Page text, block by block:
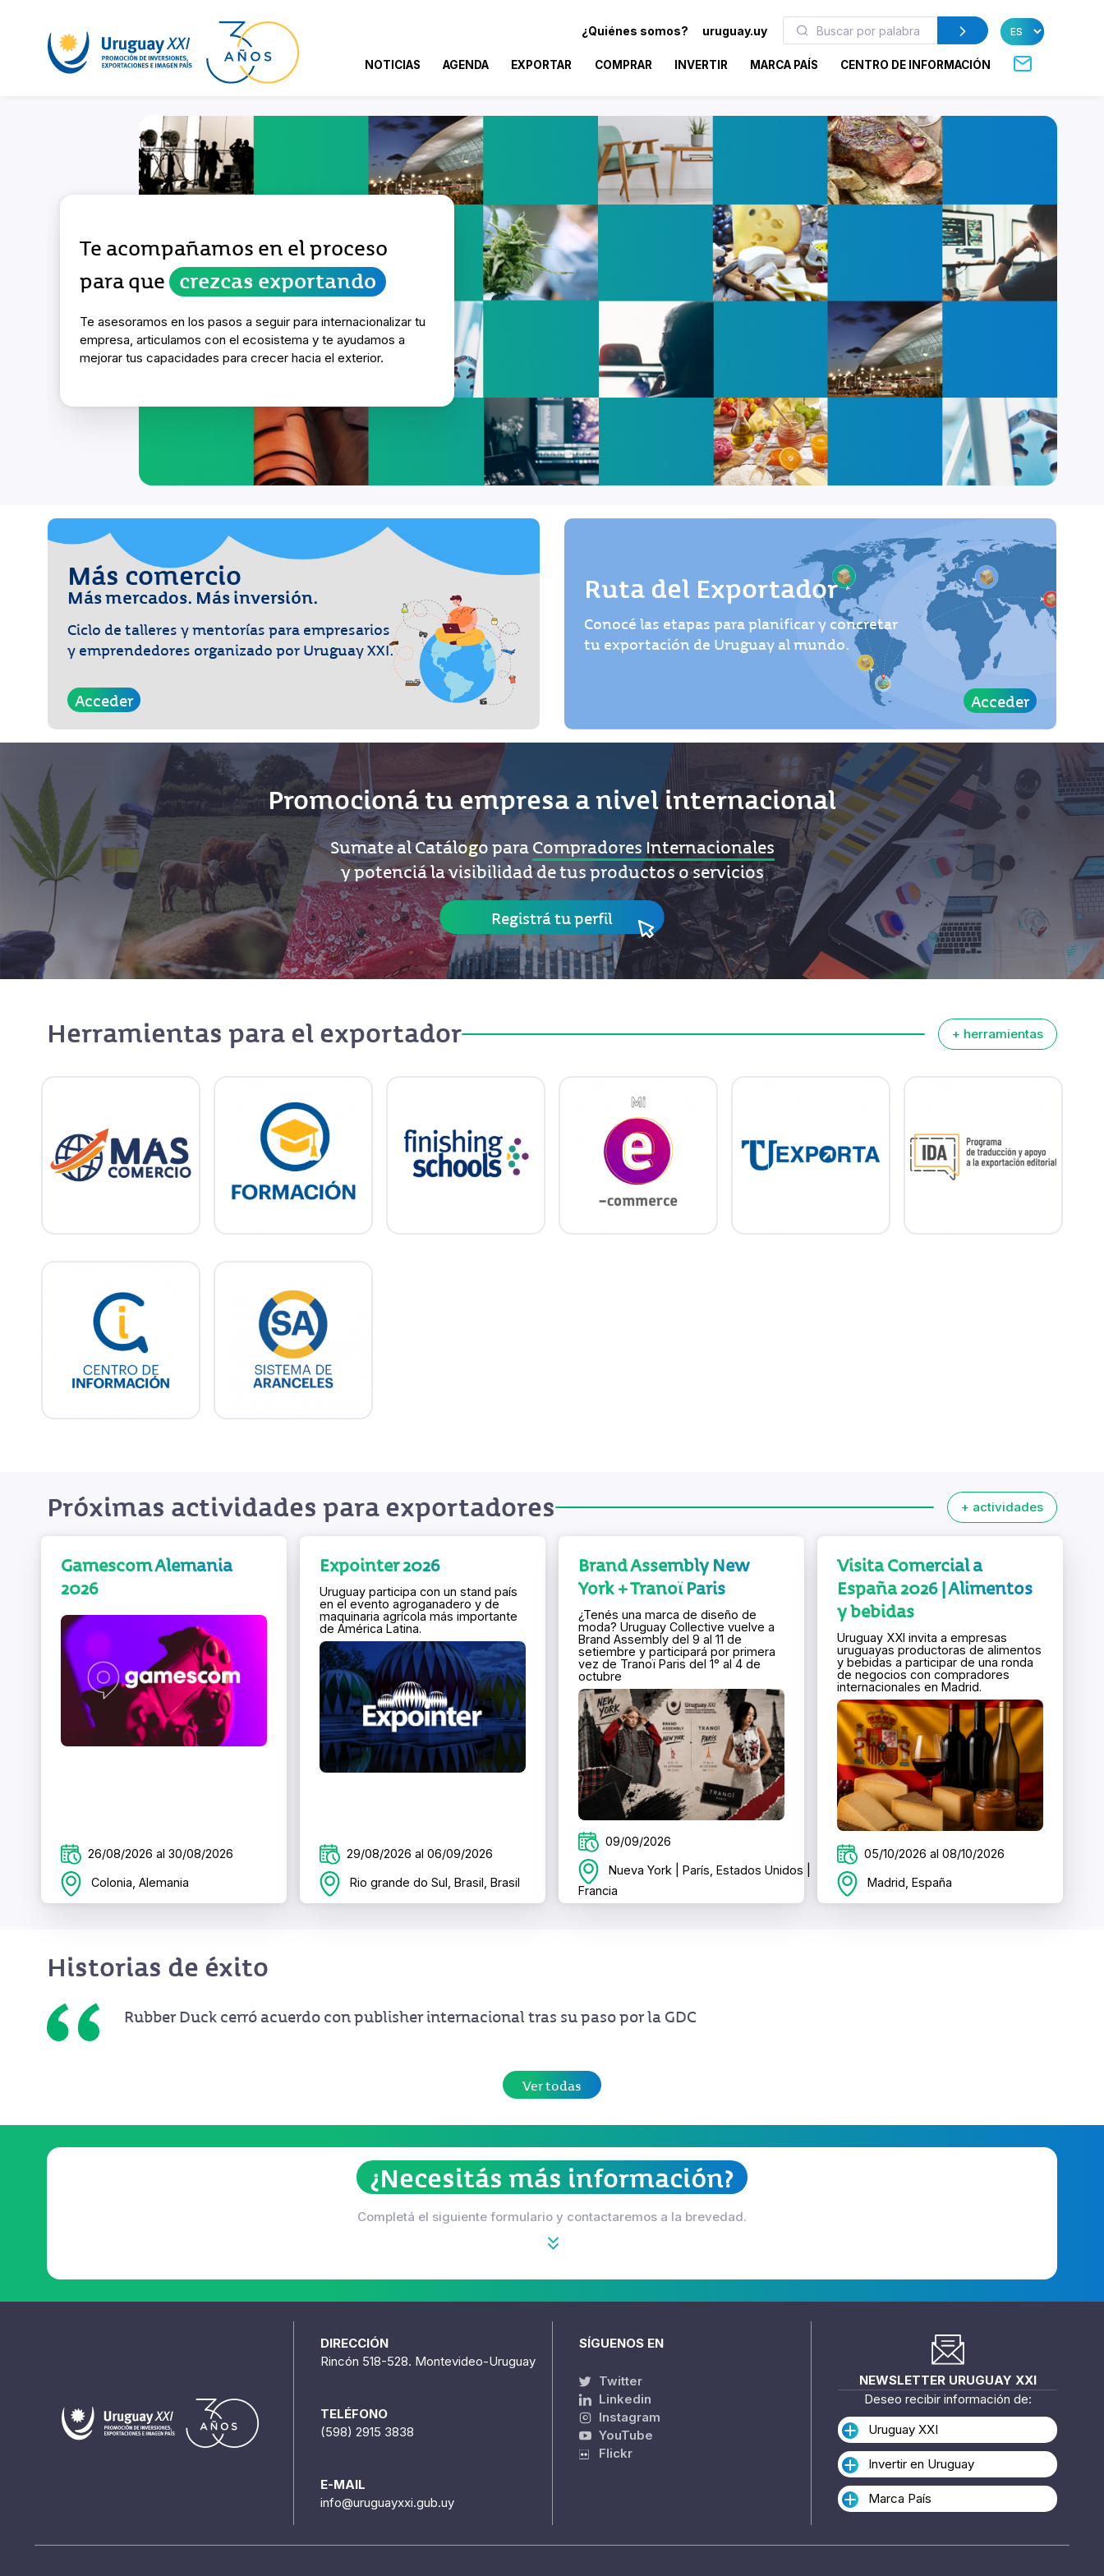
¿Quiénes somos? uruguay.uy
NOTICIAS AGENDA EXPORTAR COMPRAR INVERTIR MARCA PAÍS CENTRO DE INFORMACIÓN
Te acompañamos en el proceso
para que
crezcas exportando
Te asesoramos en los pasos a seguir para internacionalizar tu
empresa, articulamos con el ecosistema y te ayudamos a
mejorar tus capacidades para crecer hacia el exterior.
Más comercio
Más mercados. Más inversión.
Ciclo de talleres y mentorías para empresarios
y emprendedores organizado por Uruguay XXI.
Acceder
Ruta del Exportador
Conocé las etapas para planificar y concretar
tu exportación de Uruguay al mundo.
Acceder
Promocioná tu empresa a nivel internacional
Sumate al Catálogo paraCompradores Internacionales
y potenciá la visibilidad de tus productos o servicios
Registrá tu perfil
Herramientas para el exportador + herramientas
emprendedores y
empresas uruguayas de
bienes y servicios puedan
crecer a nuevos
Accedé a los videos de
nuestras instancias de
formación para
exportadores.
acceder a apoyos de
hasta un 70% de los
costos de capacitación de
Creá tu web con carrito
de compras a través de
esta capacitación.
exportación para Micro y
Pequeñas Empresas.
Programa de traducción y
apoyo a la exportación
editorial.
Acceda a los principales
documentos, herramientas
e informes estadísticos.
Plataforma que permite
obtener datos de
aranceles intra y extra
zona y devoluciones de
tributos desglosado por
NCM.
Próximas actividades para exportadores + actividades
Gamescom Alemania
2026
26/08/2026 al 30/08/2026
Colonia, Alemania
Expointer 2026
Uruguay participa con un stand país
en el evento agroganadero y de
maquinaria agrícola más importante
de América Latina.
29/08/2026 al 06/09/2026
Rio grande do Sul, Brasil, Brasil
Brand Assembly New
York + Tranoï Paris
¿Tenés una marca de diseño de
moda? Uruguay Collective vuelve a
Brand Assembly del 9 al 11 de
setiembre y participará por primera
vez de Tranoï Paris del 1° al 4 de
octubre
09/09/2026
Nueva York | París, Estados Unidos |
Francia
Visita Comercial a
España 2026 | Alimentos
y bebidas
Uruguay XXI invita a empresas
uruguayas productoras de alimentos
y bebidas a participar de una ronda
de negocios con compradores
internacionales en Madrid.
05/10/2026 al 08/10/2026
Madrid, España
Historias de éxito
Rubber Duck cerró acuerdo con publisher internacional tras su paso por la GDC
Ver todas
¿Necesitás más información?
Completá el siguiente formulario y contactaremos a la brevedad.
DIRECCIÓN
Rincón 518-528. Montevideo-Uruguay
TELÉFONO
(598) 2915 3838
E-MAIL
info@uruguayxxi.gub.uy
SÍGUENOS EN
Twitter
Linkedin
Instagram
YouTube
Flickr
NEWSLETTER URUGUAY XXI
Deseo recibir información de:
Uruguay XXI
Invertir en Uruguay
Marca País